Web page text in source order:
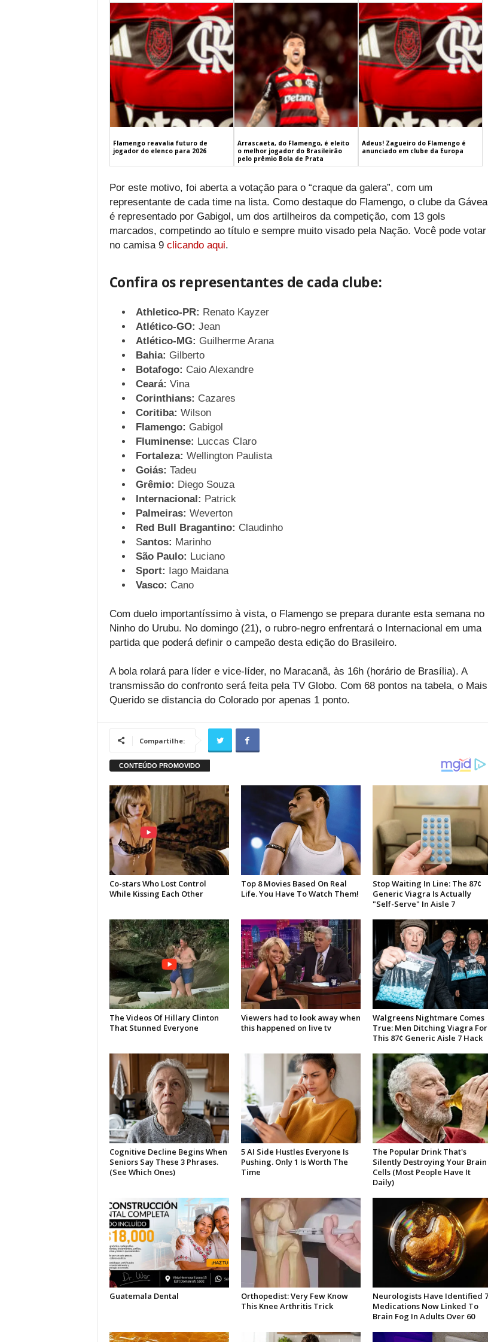
Flamengo reavalia futuro de
jogador do elenco para 2026
Arrascaeta, do Flamengo, é eleito
o melhor jogador do Brasileirão
pelo prêmio Bola de Prata
Adeus! Zagueiro do Flamengo é
anunciado em clube da Europa
Por este motivo, foi aberta a votação para o “craque da galera”, com um
representante de cada time na lista. Como destaque do Flamengo, o clube da Gávea
é representado por Gabigol, um dos artilheiros da competição, com 13 gols
marcados, competindo ao título e sempre muito visado pela Nação. Você pode votar
no camisa 9 clicando aqui.
Confira os representantes de cada clube:
Athletico-PR: Renato Kayzer
Atlético-GO: Jean
Atlético-MG: Guilherme Arana
Bahia: Gilberto
Botafogo: Caio Alexandre
Ceará: Vina
Corinthians: Cazares
Coritiba: Wilson
Flamengo: Gabigol
Fluminense: Luccas Claro
Fortaleza: Wellington Paulista
Goiás: Tadeu
Grêmio: Diego Souza
Internacional: Patrick
Palmeiras: Weverton
Red Bull Bragantino: Claudinho
Santos: Marinho
São Paulo: Luciano
Sport: Iago Maidana
Vasco: Cano
Com duelo importantíssimo à vista, o Flamengo se prepara durante esta semana no
Ninho do Urubu. No domingo (21), o rubro-negro enfrentará o Internacional em uma
partida que poderá definir o campeão desta edição do Brasileiro.
A bola rolará para líder e vice-líder, no Maracanã, às 16h (horário de Brasília). A
transmissão do confronto será feita pela TV Globo. Com 68 pontos na tabela, o Mais
Querido se distancia do Colorado por apenas 1 ponto.
Compartilhe: